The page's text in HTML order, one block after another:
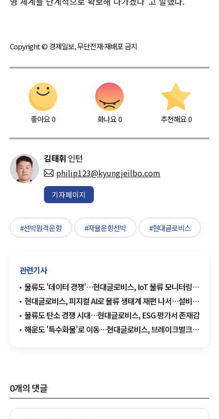
Copyright © 경제일보, 무단전재·재배포 금지
좋아요0 화나요0 추천해요 0
김태휘 인턴
philip123@kyungjeilbo.com
기자페이지
#선박원격운항 #자율운항선박 #현대글로비스
관련기사
물류도 '데이터 경쟁'…현대글로비스, IoT 물류 모니터링
도입
현대글로비스, 피지컬 AI로 물류 생태계 재편 나서…설비
넘어 데이터 경쟁
물류도 탄소 경쟁 시대…현대글로비스, ESG 평가서 존재감
해운도 '특수화물'로 이동…현대글로비스, 브레이크벌크
0개의 댓글